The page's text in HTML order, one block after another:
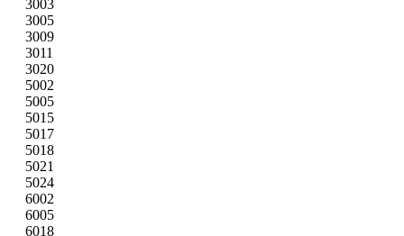
3003
3005
3009
3011
3020
5002
5005
5015
5017
5018
5021
5024
6002
6005
6018